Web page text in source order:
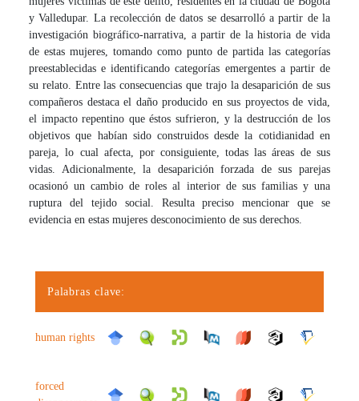
y Valledupar. La recolección de datos se desarrolló a partir de la
investigación biográfico-narrativa, a partir de la historia de vida
de estas mujeres, tomando como punto de partida las categorías
preestablecidas e identificando categorías emergentes a partir de
su relato. Entre las consecuencias que trajo la desaparición de sus
compañeros destaca el daño producido en sus proyectos de vida,
el impacto repentino que éstos sufrieron, y la destrucción de los
objetivos que habían sido construidos desde la cotidianidad en
pareja, lo cual afecta, por consiguiente, todas las áreas de sus
vidas. Adicionalmente, la desaparición forzada de sus parejas
ocasionó un cambio de roles al interior de sus familias y una
ruptura del tejido social. Resulta preciso mencionar que se
evidencia en estas mujeres desconocimiento de sus derechos.
Palabras clave:
human rights
forced